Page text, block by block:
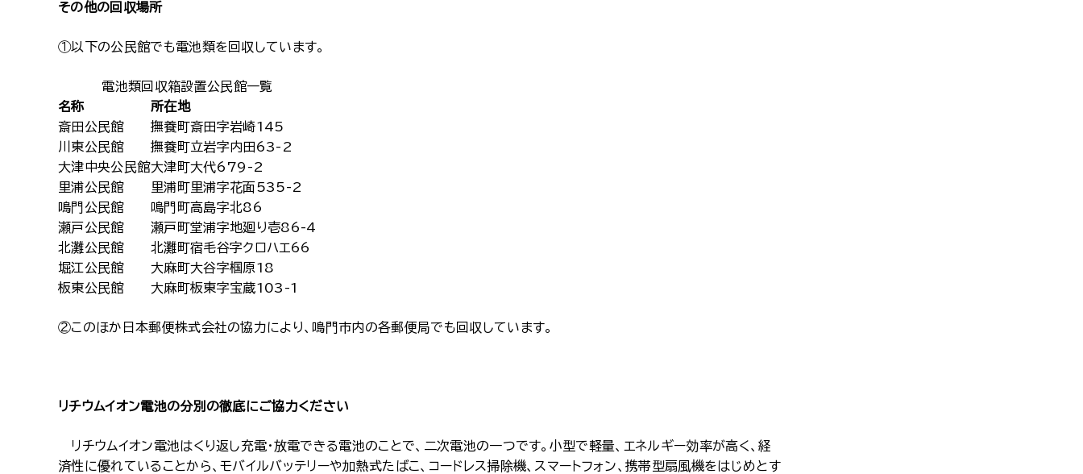
その他の回収場所
①以下の公民館でも電池類を回収しています。
電池類回収箱設置公民館一覧
名称
所在地
斎田公民館
撫養町斎田字岩崎145
川東公民館
撫養町立岩字内田63-2
大津中央公民館大津町大代679-2
里浦公民館
里浦町里浦字花面535-2
鳴門公民館
鳴門町高島字北86
瀬戸公民館
瀬戸町堂浦字地廻り壱86-4
北灘公民館
北灘町宿毛谷字クロハエ66
堀江公民館
大麻町大谷字椢原18
板東公民館
大麻町板東字宝蔵103-1
②このほか日本郵便株式会社の協力により、鳴門市内の各郵便局でも回収しています。
リチウムイオン電池の分別の徹底にご協力ください
リチウムイオン電池はくり返し充電・放電できる電池のことで、二次電池の一つです。小型で軽量、エネルギー効率が高く、経
済性に優れていることから、モバイルバッテリーや加熱式たばこ、コードレス掃除機、スマートフォン、携帯型扇風機をはじめとす